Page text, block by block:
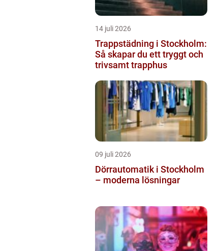
14 juli 2026
Trappstädning i Stockholm:
Så skapar du ett tryggt och
trivsamt trapphus
09 juli 2026
Dörrautomatik i Stockholm
– moderna lösningar